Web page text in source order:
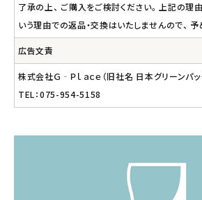
了承の上、 ご購入をご検討ください。 上記の理
いう理由での返品・交換はいたしませんので、 予
広告文責
株式会社Ｇ‐Ｐｌａｃｅ（旧社名 日本グリーンパッ
TEL：075-954-5158